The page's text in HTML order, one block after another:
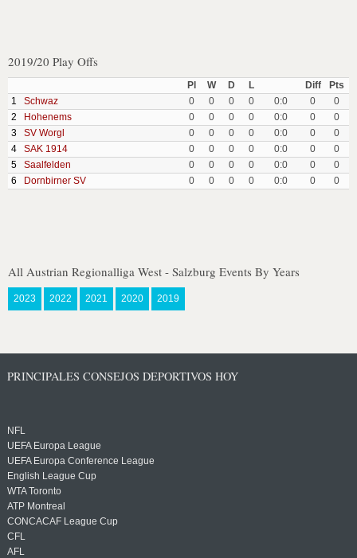
2019/20 Play Offs
Pl W D L Diff
Pts
1
Schwaz 0 0 0 0 0:0 0
0
2
Hohenems 0 0 0 0 0:0 0
0
3
SV Worgl 0 0 0 0 0:0 0
0
4
SAK 1914 0 0 0 0 0:0 0
0
5
Saalfelden 0 0 0 0 0:0 0
0
6
Dornbirner SV 0 0 0 0 0:0 0 0
All Austrian Regionalliga West - Salzburg Events By Years
2023 2022 2021 2020 2019
PRINCIPALES CONSEJOS DEPORTIVOS HOY
NFL
UEFA Europa League
UEFA Europa Conference League
English League Cup
WTA Toronto
ATP Montreal
CONCACAF League Cup
CFL
AFL